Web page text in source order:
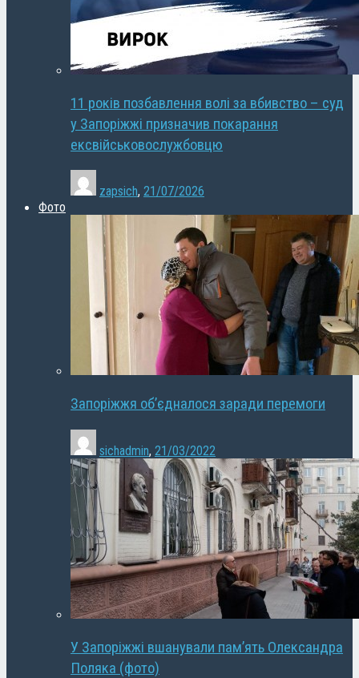
11 років позбавлення волі за вбивство – суд
у Запоріжжі призначив покарання
ексвійськовослужбовцю
zapsich, 21/07/2026
Фото
Запоріжжя об’єдналося заради перемоги
sichadmin, 21/03/2022
У Запоріжжі вшанували пам’ять Олександра
Поляка (фото)